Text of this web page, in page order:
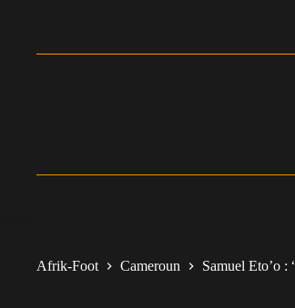
Afrik-Foot Cameroun Samuel Eto’o :